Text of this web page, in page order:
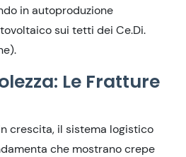
in autoproduzione
sui tetti dei Ce.Di.
Le Fratture
crescita, il sistema logistico
che mostrano crepe